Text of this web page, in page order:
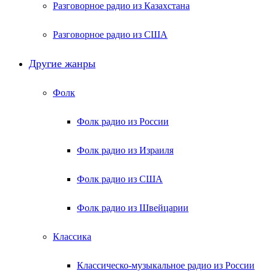
Разговорное радио из Казахстана
Разговорное радио из США
Другие жанры
Фолк
Фолк радио из России
Фолк радио из Израиля
Фолк радио из США
Фолк радио из Швейцарии
Классика
Классическо-музыкальное радио из России